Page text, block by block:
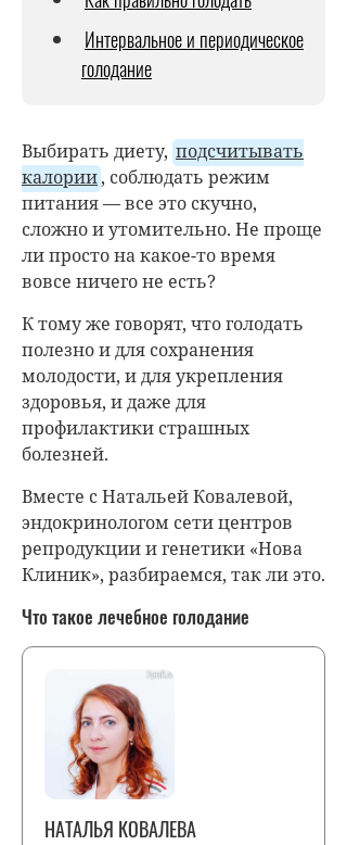
Интервальное и периодическое
голодание
Выбирать диету, подсчитывать
калории, соблюдать режим
питания—все это скучно,
сложно и утомительно. Не проще
ли просто на какое-то время
вовсе ничего не есть?
К тому же говорят, что голодать
полезно и для сохранения
молодости, и для укрепления
здоровья, и даже для
профилактики страшных
болезней.
Вместе с Натальей Ковалевой,
эндокринологом сети центров
репродукции и генетики «Нова
Клиник», разбираемся, так ли это.
Что такое лечебное голодание
НАТАЛЬЯ КОВАЛЕВА